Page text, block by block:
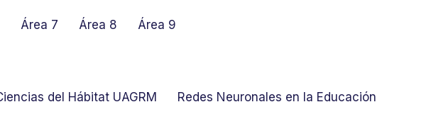
Área 7 Área 8 Área 9
del Hábitat UAGRM Redes Neuronales en la Educación